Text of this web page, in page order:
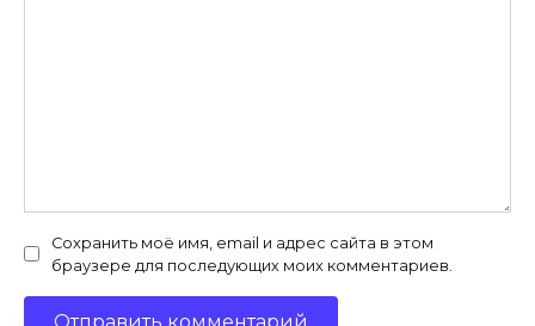
Сохранить моё имя, email и адрес сайта в этом
браузере для последующих моих комментариев.